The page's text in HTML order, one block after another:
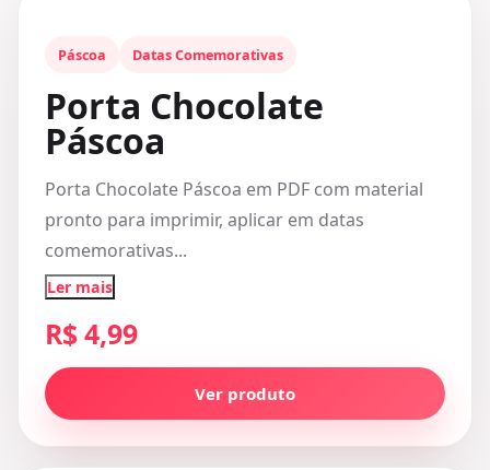
Páscoa Datas Comemorativas
Porta Chocolate
Páscoa
Porta Chocolate Páscoa em PDF com material
pronto para imprimir, aplicar em datas
comemorativas...
Ler mais
R$ 4,99
Ver produto